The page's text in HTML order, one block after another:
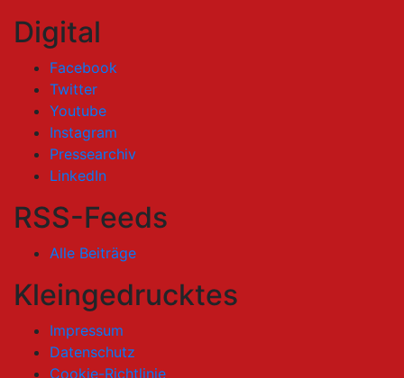
Digital
Facebook
Twitter
Youtube
Instagram
Pressearchiv
LinkedIn
RSS-Feeds
Alle Beiträge
Kleingedrucktes
Impressum
Datenschutz
Cookie-Richtlinie